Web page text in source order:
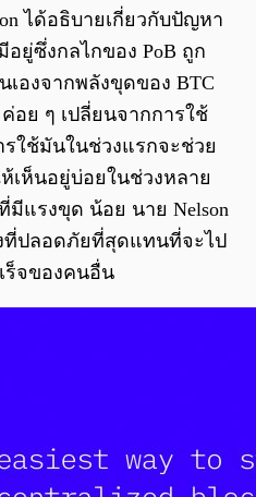
ได้อธิบายเกี่ยวกับปัญหา
อยู่ซึ่งกลไกของ PoB ถูก
เองจากพลังขุดของ BTC
ค่อย ๆ เปลี่ยนจากการใช้
รใช้มันในช่วงแรกจะช่วย
เห็นอยู่บ่อยในช่วงหลาย
มีแรงขุด น้อย นาย Nelson
ที่ปลอดภัยที่สุดแทนที่จะไป
ร็จของคนอื่น